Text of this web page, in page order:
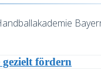
fördern